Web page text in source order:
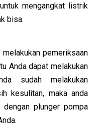
mengangkat listrik
bisa.
pemeriksaan
Anda dapat melakukan
sudah melakukan
kesulitan, maka anda
dengan plunger pompa